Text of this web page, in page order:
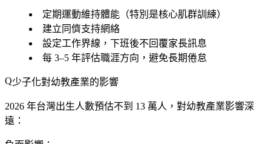
定期運動維持體能（特別是核心肌群訓練）
建立同儕支持網絡
設定工作界線，下班後不回覆家長訊息
每 3–5 年評估職涯方向，避免長期倦怠
少子化對幼教產業的影響
2026 年台灣出生人數預估不到 13 萬人，對幼教產業影響深
遠：